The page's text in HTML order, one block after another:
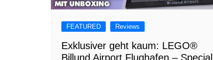
Building Bricks For
FEATURED Reviews
Exklusiver geht kaum: LEGO®
Billund Airport Flughafen – Special